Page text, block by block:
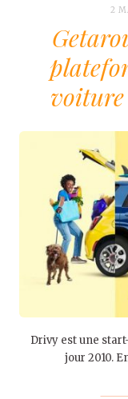
2
Drivy est une
jour 2010.